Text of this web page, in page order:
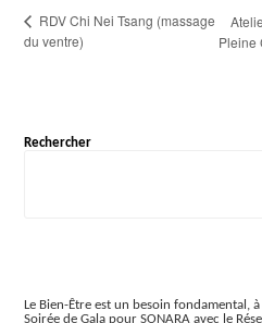
RDV Chi Nei Tsang (massage
du ventre)
Pleine
Rechercher
Le Bien-Être est un besoin fondamental,
Soirée de Gala pour SONARA avec le